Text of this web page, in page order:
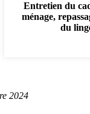
Entretien du
ménage,
du
2024